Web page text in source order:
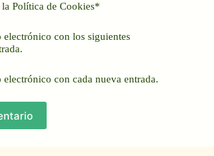
laPolítica de Cookies*
electrónico con los siguientes
con cada nueva entrada.